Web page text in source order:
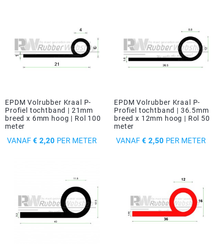
Silicone U Profielen
Luikenpakking
O-ringen
EPDM Volrubber Kraal P-
Profiel tochtband | 21mm
breed x 6mm hoog | Rol 100
meter
VANAF € 2,20 PER METER
PRIJS
EPDM Volrubber Kraal P-
Profiel tochtband | 36.5mm
breed x 12mm hoog | Rol 50
meter
VANAF € 2,50 PER METER
PRIJS